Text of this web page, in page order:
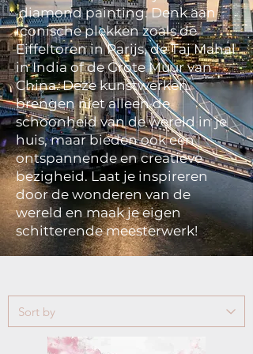
diamond painting. Denk aan
iconische plekken zoals de
Eiffeltoren in Parijs, de Taj Mahal
in India of de Grote Muur van
China. Deze kunstwerken
brengen niet alleen de
schoonheid van de wereld in je
huis, maar bieden ook een
ontspannende en creatieve
bezigheid. Laat je inspireren
door de wonderen van de
wereld en maak je eigen
schitterende meesterwerk!